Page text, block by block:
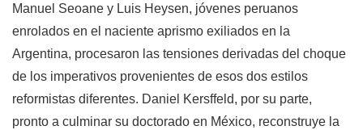
Manuel Seoane y Luis Heysen, jóvenes peruanos
enrolados en el naciente aprismo exiliados en la
Argentina, procesaron las tensiones derivadas del choque
de los imperativos provenientes de esos dos estilos
reformistas diferentes. Daniel Kersffeld, por su parte,
pronto a culminar su doctorado en México, reconstruye la